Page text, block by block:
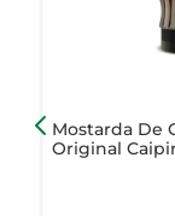
Mostarda De
Original